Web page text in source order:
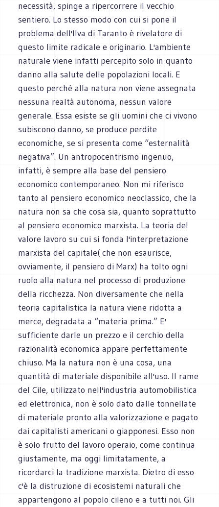
necessità, spinge a ripercorrere il vecchio
sentiero. Lo stesso modo con cui si pone il
problema dell'Ilva di Taranto è rivelatore di
questo limite radicale e originario. L'ambiente
naturale viene infatti percepito solo in quanto
danno alla salute delle popolazioni locali. E
questo perché alla natura non viene assegnata
nessuna realtà autonoma, nessun valore
generale. Essa esiste se gli uomini che ci vivono
subiscono danno, se produce perdite
economiche, se si presenta come “esternalità
negativa”. Un antropocentrismo ingenuo,
infatti, è sempre alla base del pensiero
economico contemporaneo. Non mi riferisco
tanto al pensiero economico neoclassico, che la
natura non sa che cosa sia, quanto soprattutto
al pensiero economico marxista. La teoria del
valore lavoro su cui si fonda l'interpretazione
marxista del capitale( che non esaurisce,
ovviamente, il pensiero di Marx) ha tolto ogni
ruolo alla natura nel processo di produzione
della ricchezza. Non diversamente che nella
teoria capitalistica la natura viene ridotta a
merce, degradata a “materia prima.” E'
sufficiente darle un prezzo e il cerchio della
razionalità economica appare perfettamente
chiuso. Ma la natura non è una cosa, una
quantità di materiale disponibile all'uso. Il rame
del Cile, utilizzato nell'industria automobilistica
ed elettronica, non è solo dato dalle tonnellate
di materiale pronto alla valorizzazione e pagato
dai capitalisti americani o giapponesi. Esso non
è solo frutto del lavoro operaio, come continua
giustamente, ma oggi limitatamente, a
ricordarci la tradizione marxista. Dietro di esso
c'è la distruzione di ecosistemi naturali che
appartengono al popolo cileno e a tutti noi. Gli